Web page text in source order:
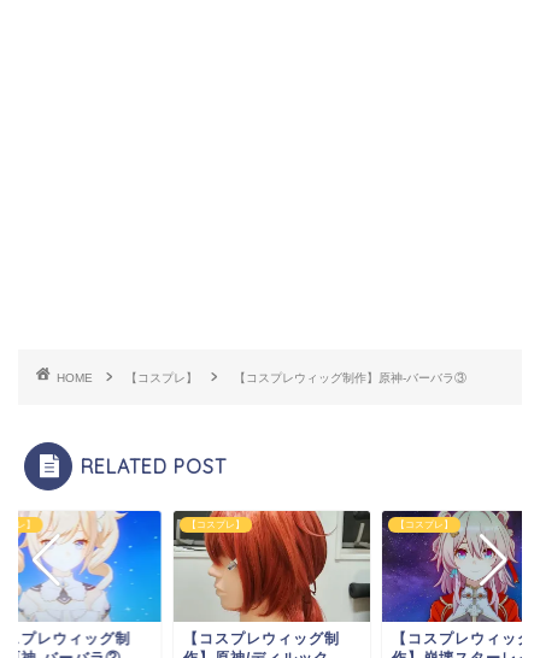
HOME 【コスプレ】 【コスプレウィッグ制作】原神-バーバラ③
RELATED POST
プレ】
スプレウィッグ制
【コスプレ】
【コスプレウィッグ製
【コスプレ】
【コスプレウィッグ